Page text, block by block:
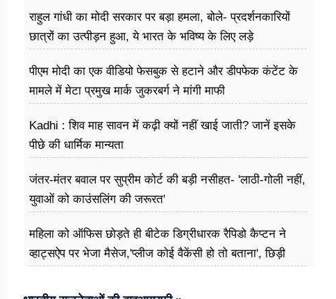
राहुल गांधी का मोदी सरकार पर बड़ा हमला, बोले- प्रदर्शनकारियों
छात्रों का उत्पीड़न हुआ, ये भारत के भविष्य के लिए लड़े
पीएम मोदी का एक वीडियो फेसबुक से हटाने और डीपफेक कंटेंट के
मामले में मेटा प्रमुख मार्क जुकरबर्ग ने मांगी माफी
Kadhi : शिव माह सावन में कढ़ी क्यों नहीं खाई जाती? जानें इसके
पीछे की धार्मिक मान्यता
जंतर-मंतर बवाल पर सुप्रीम कोर्ट की बड़ी नसीहत- 'लाठी-गोली नहीं,
युवाओं को काउंसलिंग की जरूरत'
महिला को ऑफिस छोड़ते ही बीटेक डिग्रीधारक रैपिडो कैप्टन ने
व्हाट्सऐप पर भेजा मैसेज,'प्लीज कोई वैकेंसी हो तो बताना', छिड़ी